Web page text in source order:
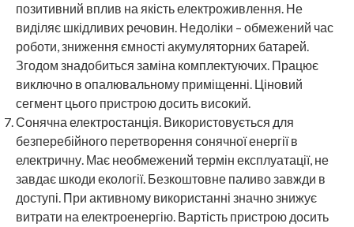
позитивний вплив на якість електроживлення. Не
виділяє шкідливих речовин. Недоліки – обмежений час
роботи, зниження ємності акумуляторних батарей.
Згодом знадобиться заміна комплектуючих. Працює
виключно в опалювальному приміщенні. Ціновий
сегмент цього пристрою досить високий.
Сонячна електростанція. Використовується для
безперебійного перетворення сонячної енергії в
електричну. Має необмежений термін експлуатації, не
завдає шкоди екології. Безкоштовне паливо завжди в
доступі. При активному використанні значно знижує
витрати на електроенергію. Вартість пристрою досить